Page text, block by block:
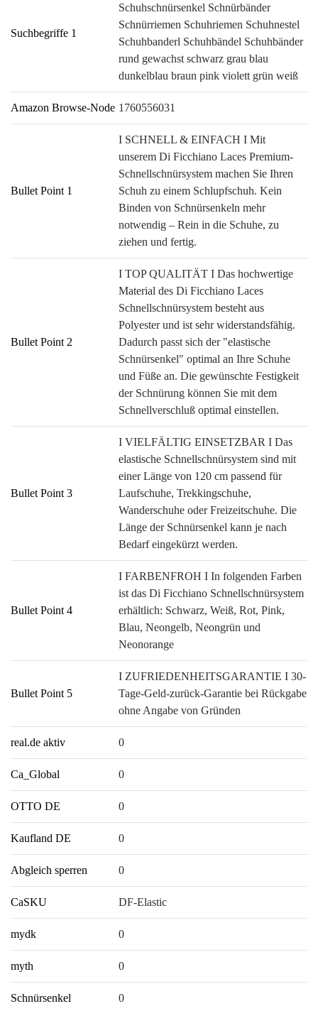
Suchbegriffe 1
Schuhschnürsenkel Schnürbänder
Schnürriemen Schuhriemen Schuhnestel
Schuhbanderl Schuhbändel Schuhbänder
rund gewachst schwarz grau blau
dunkelblau braun pink violett grün weiß
Amazon Browse-Node 1760556031
Bullet Point 1
I SCHNELL & EINFACH I Mit
unserem Di Ficchiano Laces Premium-
Schnellschnürsystem machen Sie Ihren
Schuh zu einem Schlupfschuh. Kein
Binden von Schnürsenkeln mehr
notwendig – Rein in die Schuhe, zu
ziehen und fertig.
Bullet Point 2
I TOP QUALITÄT I Das hochwertige
Material des Di Ficchiano Laces
Schnellschnürsystem besteht aus
Polyester und ist sehr widerstandsfähig.
Dadurch passt sich der "elastische
Schnürsenkel" optimal an Ihre Schuhe
und Füße an. Die gewünschte Festigkeit
der Schnürung können Sie mit dem
Schnellverschluß optimal einstellen.
Bullet Point 3
I VIELFÄLTIG EINSETZBAR I Das
elastische Schnellschnürsystem sind mit
einer Länge von 120 cm passend für
Laufschuhe, Trekkingschuhe,
Wanderschuhe oder Freizeitschuhe. Die
Länge der Schnürsenkel kann je nach
Bedarf eingekürzt werden.
Bullet Point 4
I FARBENFROH I In folgenden Farben
ist das Di Ficchiano Schnellschnürsystem
erhältlich: Schwarz, Weiß, Rot, Pink,
Blau, Neongelb, Neongrün und
Neonorange
Bullet Point 5
I ZUFRIEDENHEITSGARANTIE I 30-
Tage-Geld-zurück-Garantie bei Rückgabe
ohne Angabe von Gründen
real.de aktiv 0
Ca_Global 0
OTTO DE 0
Kaufland DE 0
Abgleich sperren 0
CaSKU DF-Elastic
mydk 0
myth 0
Schnürsenkel 0